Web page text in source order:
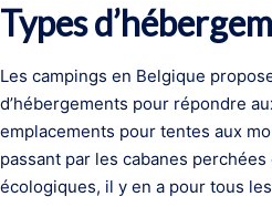
Types
Les campings en Belgique
d’hébergements pour répondre
emplacements pour tentes aux
passant par les cabanes
écologiques, il y en a pour tous